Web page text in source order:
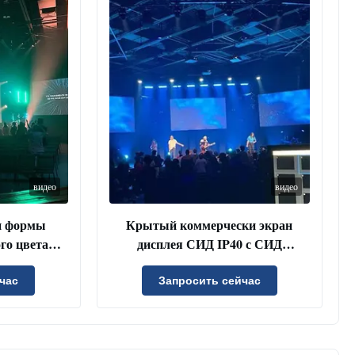
видео
формы
цвета
крытый
видео
Крытый коммерчески экран
дисплея СИД IP40 с СИД
Nationstar
Запросить сейчас